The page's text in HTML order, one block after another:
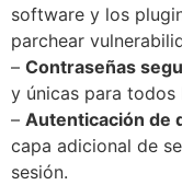
software y los
parchear
– Contraseñas
y únicas para todos
– Autenticación de
capa adicional de
sesión.